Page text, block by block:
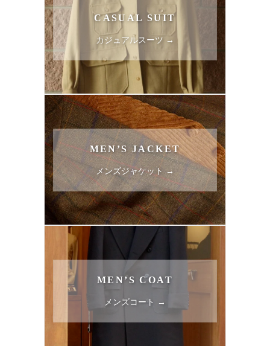
CASUAL SUIT
カジュアルスーツ →
MEN’S JACKET
メンズジャケット →
MEN’S COAT
メンズコート →